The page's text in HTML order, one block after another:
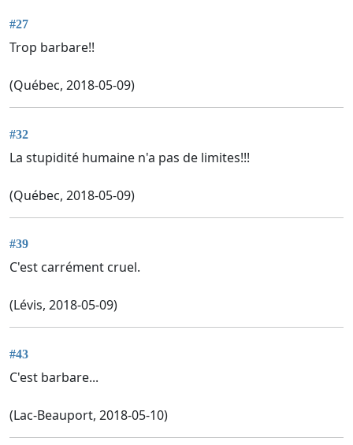
#27
Trop barbare!!
(Québec, 2018-05-09)
#32
La stupidité humaine n'a pas de limites!!!
(Québec, 2018-05-09)
#39
C'est carrément cruel.
(Lévis, 2018-05-09)
#43
C'est barbare...
(Lac-Beauport, 2018-05-10)